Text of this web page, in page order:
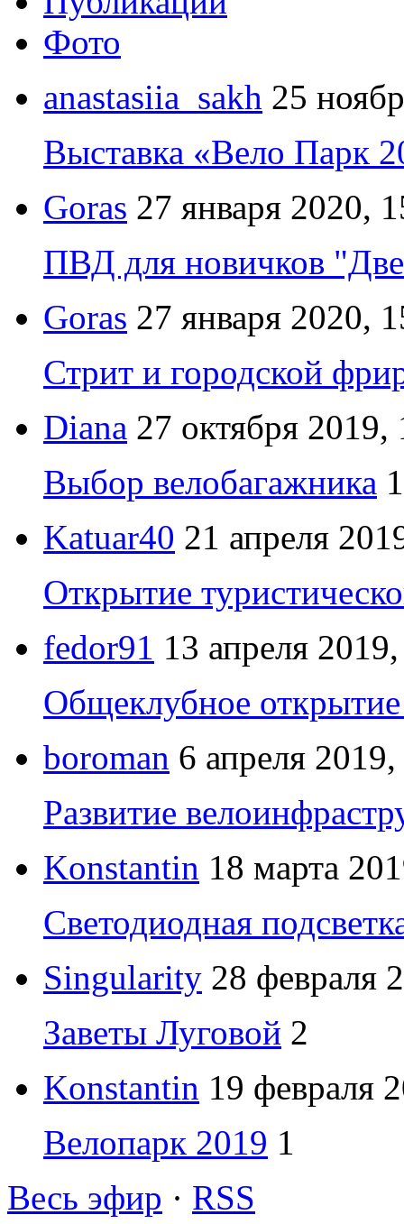
Фото
anastasiia_sakh 25
Выставка «Вело Парк
Goras 27 января 2020,
ПВД для новичков
Goras 27 января 2020,
Стрит и городской
Diana 27 октября 2019,
Выбор велобагажника
Katuar40 21 апреля
Открытие
fedor91 13 апреля
Общеклубное открытие
boroman 6 апреля
Развитие
Konstantin 18 марта
Светодиодная
Singularity 28 февраля
Заветы Луговой 2
Konstantin 19 февраля
Велопарк 2019 1
Весь эфир · RSS